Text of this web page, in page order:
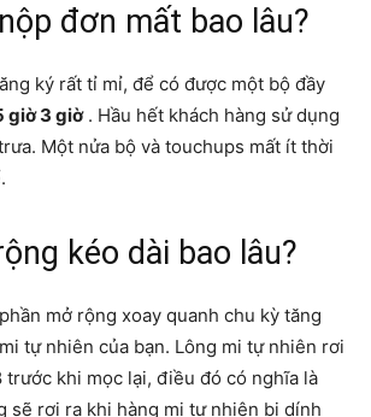
đơn mất bao lâu?
ký rất tỉ mỉ, để có được một bộ đầy
giờ 3 giờ. Hầu hết khách hàng sử dụng
Một nửa bộ và touchups mất ít thời
kéo dài bao lâu?
mở rộng xoay quanh chu kỳ tăng
tự nhiên của bạn. Lông mi tự nhiên rơi
trước khi mọc lại, điều đó có nghĩa là
sẽ rơi ra khi hàng mi tự nhiên bị dính